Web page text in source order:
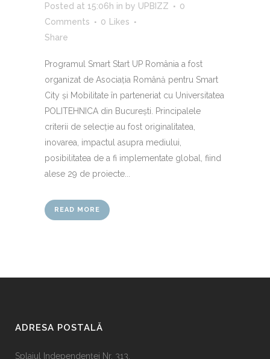
Posted at 15:06h in by UPBIZZ
0
Comments
0 Likes
Share
Programul Smart Start UP România a fost
organizat de Asociația Română pentru Smart
City și Mobilitate în parteneriat cu Universitatea
POLITEHNICA din București. Principalele
criterii de selecție au fost originalitatea,
inovarea, impactul asupra mediului,
posibilitatea de a fi implementate global, fiind
alese 29 de proiecte...
READ MORE
ADRESA POSTALĂ
Splaiul Independenţei Nr. 313,